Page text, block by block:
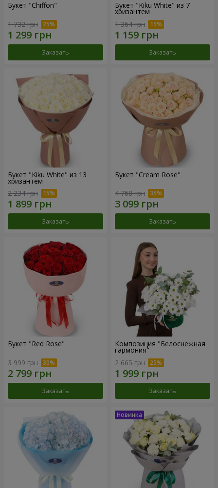
Букет "Chiffon"
1 732 грн
Заказать
Букет "Kiku White" из 7
хризантем
1 364 грн
Заказать
Букет "Kiku White" из 13
хризантем
2 234 грн
Заказать
Букет "Cream Rose"
4 768 грн
Заказать
Букет "Red Rose"
3 999 грн
Заказать
Композиция "Белоснежная
гармония"
2 665 грн
Заказать